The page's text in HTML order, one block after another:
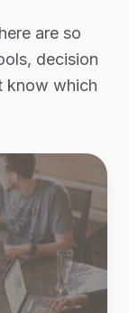
are so
decision
know which